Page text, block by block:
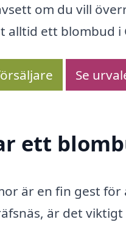
om du vill
alltid ett blombud
Se
ett
är en fin gest
är det